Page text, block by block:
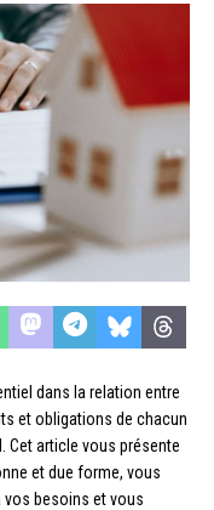
dans la relation entre
et obligations de chacun
Cet article vous présente
et due forme, vous
besoins et vous